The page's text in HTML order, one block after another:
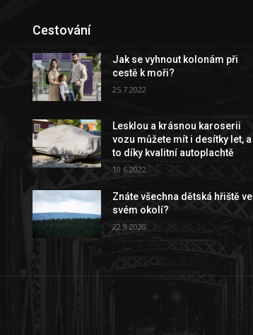
Cestování
Jak se vyhnout kolonám při
cestě k moři?
25.7.2022
Lesklou a krásnou karoserii
vozu můžete mít i desítky let, a
to díky kvalitní autoplachtě
10.6.2022
Znáte všechna dětská hřiště ve
svém okolí?
22.9.2020